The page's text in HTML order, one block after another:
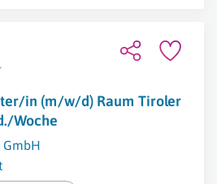
in (m/w/d) Raum Tiroler
Woche